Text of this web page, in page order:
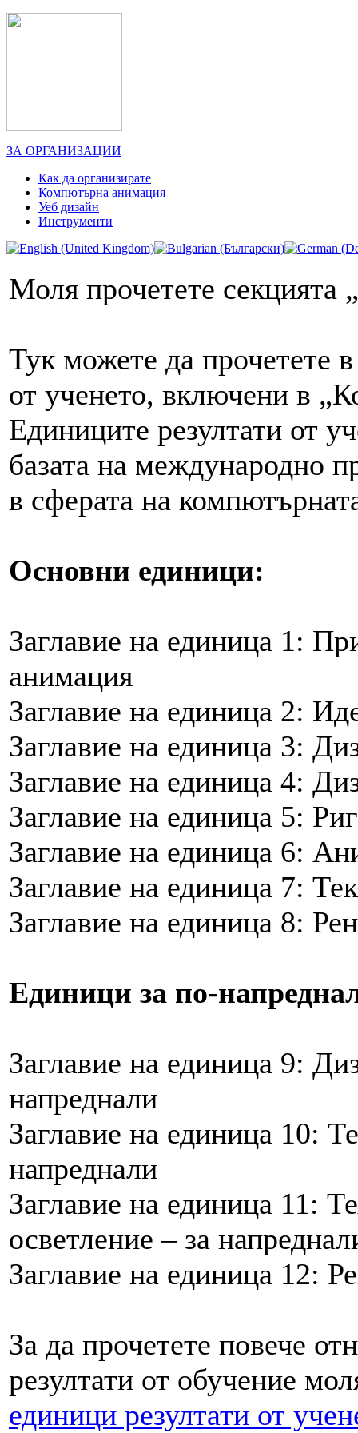
ЗА ОРГАНИЗАЦИИ
Как да организирате
Компютърна анимация
Уеб дизайн
Инструменти
Моля прочетете секцията
Тук можете да прочетете
от ученето, включени в
Единиците резултати от
базата на международно
в сферата на
Основни единици:
Заглавие на единица 1:
анимация
Заглавие на единица 2:
Заглавие на единица 3:
Заглавие на единица 4:
Заглавие на единица 5:
Заглавие на единица 6:
Заглавие на единица 7:
Заглавие на единица 8:
Единици за по-
Заглавие на единица 9:
напреднали
Заглавие на единица 10:
напреднали
Заглавие на единица 11:
осветление – за
Заглавие на единица 12:
За да прочетете повече
резултати от обучение
единици резултати от